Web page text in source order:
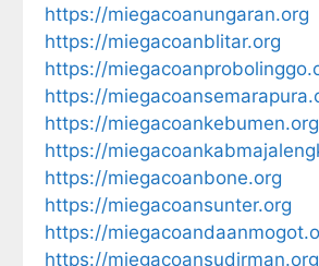
https://miegacoanungaran.org
https://miegacoanblitar.org
https://
https://
https://miegacoankebumen.org
https://
https://miegacoanbone.org
https://miegacoansunter.org
https://
https://miegacoansudirman.org